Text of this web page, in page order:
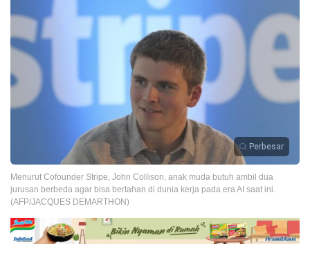
Perbesar
Menurut Cofounder Stripe, John Collison, anak muda butuh ambil dua
jurusan berbeda agar bisa bertahan di dunia kerja pada era AI saat ini.
(AFP/JACQUES DEMARTHON)